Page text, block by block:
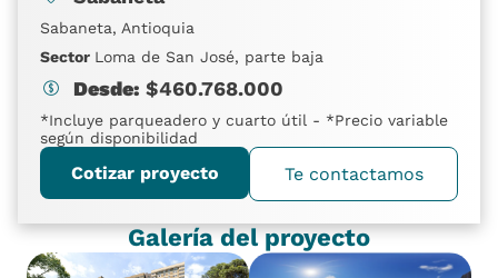
Sabaneta, Antioquia
Sector Loma de San José, parte baja
Desde: $460.768.000
*Incluye parqueadero y cuarto útil - *Precio variable
según disponibilidad
Cotizar proyecto Te contactamos
Galería del proyecto